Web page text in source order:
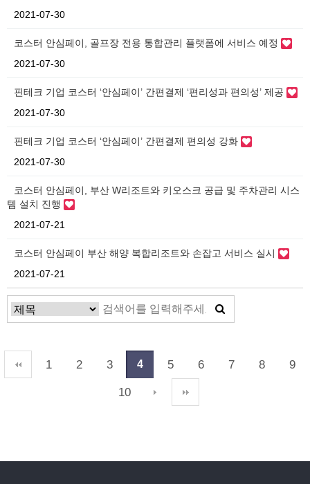
2021-07-30
코스터 안심페이, 골프장 전용 통합관리 플랫폼에 서비스 예정
2021-07-30
핀테크 기업 코스터 ‘안심페이’ 간편결제 ‘편리성과 편의성’ 제공
2021-07-30
핀테크 기업 코스터 ‘안심페이’ 간편결제 편의성 강화
2021-07-30
코스터 안심페이, 부산 W리조트와 키오스크 공급 및 주차관리 시스
템 설치 진행
2021-07-21
코스터 안심페이 부산 해양 복합리조트와 손잡고 서비스 실시
2021-07-21
1 2 3 4 5 6 7 8
9
10